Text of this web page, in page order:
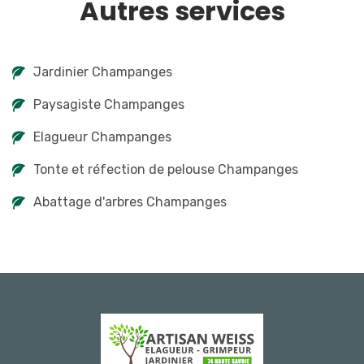
Autres services
Jardinier Champanges
Paysagiste Champanges
Elagueur Champanges
Tonte et réfection de pelouse Champanges
Abattage d'arbres Champanges